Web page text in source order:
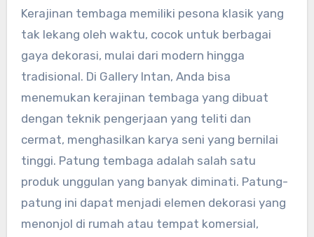
Kerajinan tembaga memiliki pesona klasik yang
tak lekang oleh waktu, cocok untuk berbagai
gaya dekorasi, mulai dari modern hingga
tradisional. Di Gallery Intan, Anda bisa
menemukan kerajinan tembaga yang dibuat
dengan teknik pengerjaan yang teliti dan
cermat, menghasilkan karya seni yang bernilai
tinggi. Patung tembaga adalah salah satu
produk unggulan yang banyak diminati. Patung-
patung ini dapat menjadi elemen dekorasi yang
menonjol di rumah atau tempat komersial,